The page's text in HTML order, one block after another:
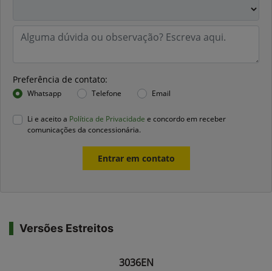
Preferência de contato:
Whatsapp Telefone Email
Li e aceito a Política de Privacidade e concordo em receber
comunicações da concessionária.
Entrar em contato
Versões Estreitos
3036EN